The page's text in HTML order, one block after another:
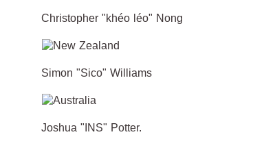
Christopher "khéo léo" Nong
Simon "Sico" Williams
Joshua "INS" Potter.